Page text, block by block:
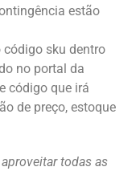
estão
sku dentro
no portal da
código que irá
de preço, estoque
todas as